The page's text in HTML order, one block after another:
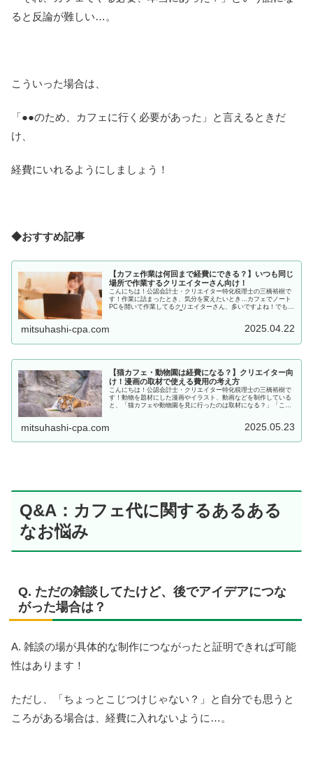
ると反論が難しい…。
こういった場合は、
「●●のため、カフェに行く必要があった」と言えるときだ
け、
経費にいれるようにしましょう！
◆おすすめ記事
【カフェ作業は何回まで経費にできる？】いつも同じ
場所で作業するクリエイターさん向け！
こんにちは！公認会計士・クリエイター特化税理士の三橋裕樹で
す！作業に詰まったとき、気分を変えたいとき…カフェでノート
PCを開いて作業してるクリエイターさん、多いですよね！でも気
mitsuhashi-cpa.com 2025.04.22
【猫カフェ・動物園は経費になる？】クリエイター向
け！漫画の取材で使える費用の考え方
こんにちは！公認会計士・クリエイター特化税理士の三橋裕樹で
す！動物を題材にした漫画やイラスト、動画などを制作している
と、「猫カフェや動物園を見に行ったのは取材になる？」「この
mitsuhashi-cpa.com 2025.05.23
Q&A：カフェ代に関するあるある
なお悩み
Q. ただの雑談してたけど、後でアイデアにつな
がった場合は？
A. 雑談の場が具体的な制作につながったと証明できれば可能
性はあります！
ただし、「ちょっとこじつけじゃない？」と自分でも思うと
ころがある場合は、経費に入れないように…。